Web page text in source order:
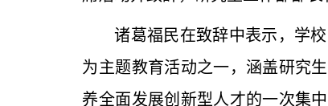
诸葛福民在致辞中表示，学
为主题教育活动之一，涵盖研究
养全面发展创新型人才的一次集